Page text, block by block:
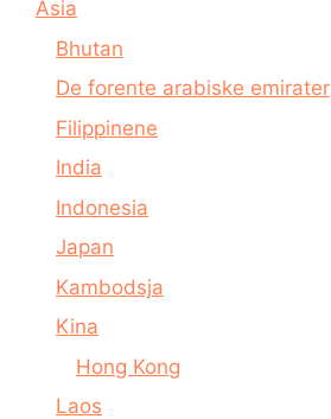
Asia
Bhutan
De forente arabiske emirater
Filippinene
India
Indonesia
Japan
Kambodsja
Kina
Hong Kong
Laos